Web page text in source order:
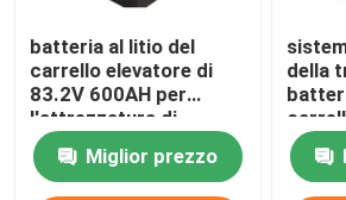
batteria al litio del
carrello elevatore di
83.2V 600AH per
l'attrezzatura di
maneggio del materiale
Miglior prezzo
della
51.2V